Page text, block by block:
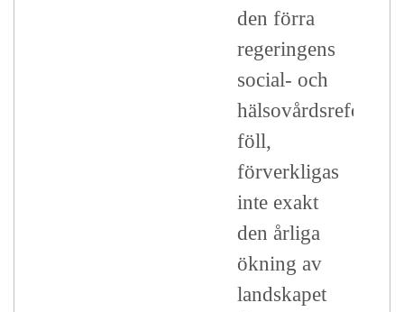
den förra
regeringens
social- och
hälsovårdsreform
föll,
förverkligas
inte exakt
den årliga
ökning av
landskapet